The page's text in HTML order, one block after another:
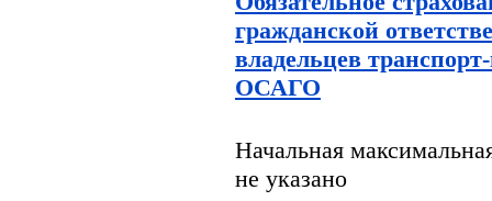
гражданской
владельцев
ОСАГО
Начальная
не указано